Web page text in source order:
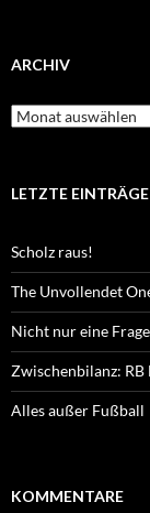
ARCHIV
Archiv
LETZTE EINTRÄGE
Scholz raus!
The Unvollendet
Nicht nur eine
Zwischenbilanz: RB
Alles außer Fußball
KOMMENTARE